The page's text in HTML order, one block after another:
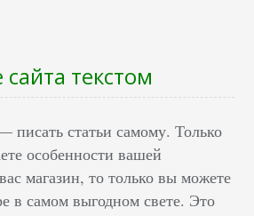
текстом
статьи самому. Только
особенности вашей
магазин, то только вы можете
в самом выгодном свете. Это